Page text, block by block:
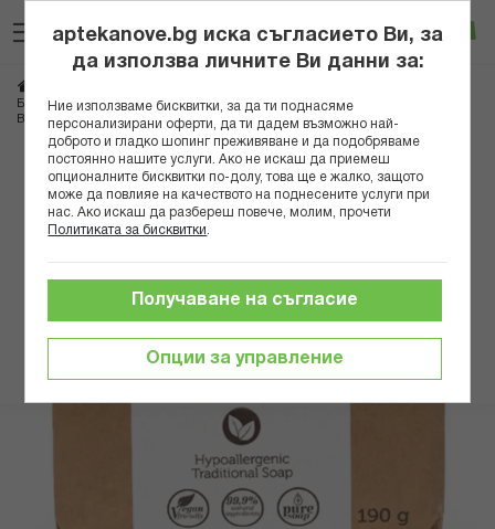
към
съдържанието
Вход
БАРВА НАТУРАЛЕН ХИПОАЛЕРГЕНЕН САПУН ЗА ЧУВСТВИТЕЛНА КОЖА
ВЕГАН 100ГР
Преминете
края
галерията
изображенията
aptekanove.bg иска съгласието Ви, за
да използва личните Ви данни за:
Ние използваме бисквитки, за да ти поднасяме
персонализирани оферти, да ти дадем възможно най-
доброто и гладко шопинг преживяване и да подобряваме
постоянно нашите услуги. Ако не искаш да приемеш
опционалните бисквитки по-долу, това ще е жалко, защото
може да повлияе на качеството на поднесените услуги при
нас. Ако искаш да разбереш повече, молим, прочети
Политиката за бисквитки
Опции за управление
Получаване на съгласие